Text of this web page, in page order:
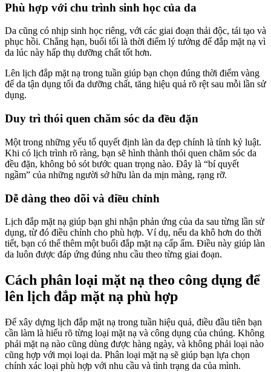
Phù hợp với chu trình sinh học của da
Da cũng có nhịp sinh học riêng, với các giai đoạn thải độc, tái tạo và
phục hồi. Chẳng hạn, buổi tối là thời điểm lý tưởng để đắp mặt nạ vì
da lúc này hấp thụ dưỡng chất tốt hơn.
Lên lịch đắp mặt nạ trong tuần giúp bạn chọn đúng thời điểm vàng
để da tận dụng tối đa dưỡng chất, tăng hiệu quả rõ rệt sau mỗi lần sử
dụng.
Duy trì thói quen chăm sóc da đều đặn
Một trong những yếu tố quyết định làn da đẹp chính là tính kỷ luật.
Khi có lịch trình rõ ràng, bạn sẽ hình thành thói quen chăm sóc da
đều đặn, không bỏ sót bước quan trọng nào. Đây là “bí quyết
ngầm” của những người sở hữu làn da mịn màng, rạng rỡ.
Dễ dàng theo dõi và điều chỉnh
Lịch đắp mặt nạ giúp bạn ghi nhận phản ứng của da sau từng lần sử
dụng, từ đó điều chỉnh cho phù hợp. Ví dụ, nếu da khô hơn do thời
tiết, bạn có thể thêm một buổi đắp mặt nạ cấp ẩm. Điều này giúp làn
da luôn được đáp ứng đúng nhu cầu theo từng giai đoạn.
Cách phân loại mặt nạ theo công dụng để
lên lịch đắp mặt nạ phù hợp
Để xây dựng lịch đắp mặt nạ trong tuần hiệu quả, điều đầu tiên bạn
cần làm là hiểu rõ từng loại mặt nạ và công dụng của chúng. Không
phải mặt nạ nào cũng dùng được hàng ngày, và không phải loại nào
cũng hợp với mọi loại da. Phân loại mặt nạ sẽ giúp bạn lựa chọn
chính xác loại phù hợp với nhu cầu và tình trạng da của mình.